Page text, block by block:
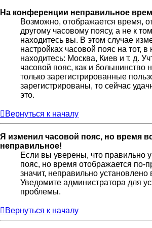
На конференции неправильное
Возможно, отображается время,
другому часовому поясу, а не к
находитесь вы. В этом случае
настройках часовой пояс на тот,
находитесь: Москва, Киев и т. д.
часовой пояс, как и большинство
только зарегистрированные
зарегистрированы, то сейчас
это.
Вернуться к началу
Я изменил часовой пояс, но время
неправильное!
Если вы уверены, что правильно
пояс, но время отображается по-
значит, неправильно
Уведомите администратора для
проблемы.
Вернуться к началу